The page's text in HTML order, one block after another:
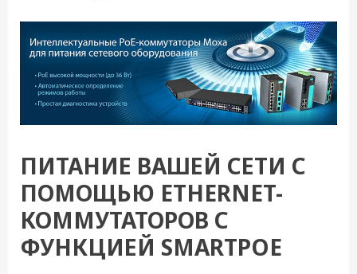
ПИТАНИЕ ВАШЕЙ СЕТИ С
ПОМОЩЬЮ ETHERNET-
КОММУТАТОРОВ С
ФУНКЦИЕЙ SMARTPOE